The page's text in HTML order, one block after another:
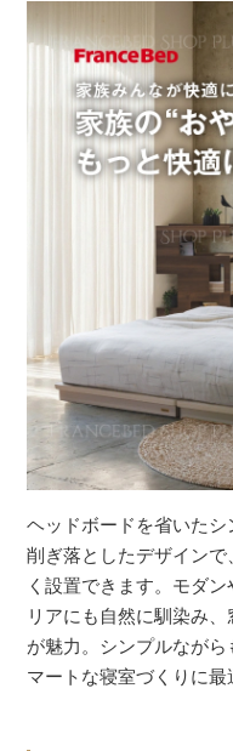
ヘッドボードを省いた
削ぎ落としたデザイン
く設置できます。モダ
リアにも自然に馴染み
が魅力。シンプルなが
マートな寝室づくりに最